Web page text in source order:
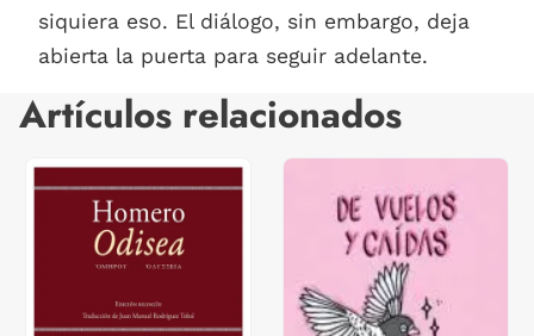
siquiera eso. El diálogo, sin embargo, deja
abierta la puerta para seguir adelante.
Artículos relacionados